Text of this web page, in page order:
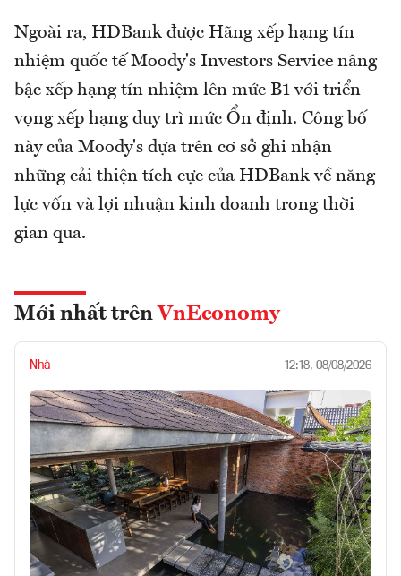
Ngoài ra, HDBank được Hãng xếp hạng tín
nhiệm quốc tế Moody's Investors Service nâng
bậc xếp hạng tín nhiệm lên mức B1 với triển
vọng xếp hạng duy trì mức Ổn định. Công bố
này của Moody's dựa trên cơ sở ghi nhận
những cải thiện tích cực của HDBank về năng
lực vốn và lợi nhuận kinh doanh trong thời
gian qua.
Mới nhất trên VnEconomy
Nhà 12:18, 08/08/2026